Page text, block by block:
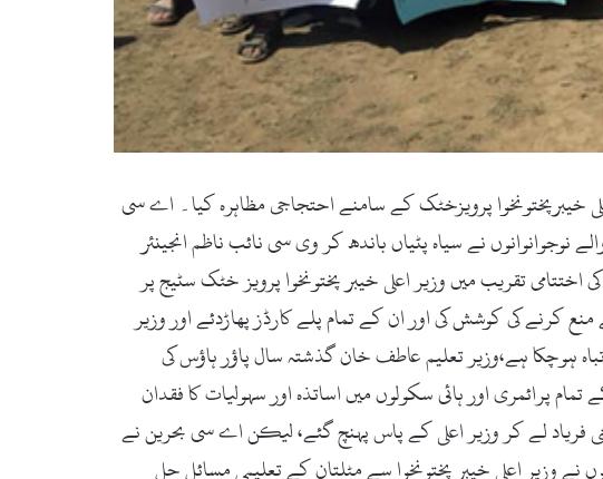
نے وزیر اعلی خیبرپختونخوا پرویزخٹک کے سامنے احتجاجی مظاہرہ کیا۔ اے سی
نے سیاہ پٹیاں باندھ کر وی سی نائب ناظم انجینئر
تقریب میں وزیر اعلی خیبر پختونخوا پرویز خٹک سٹیج پر
کی کوشش کی اور ان کے تمام پلے کارڈز پھاڑدئے اور وزیر
ہوچکا ہے،وزیر تعلیم عاطف خان گذشتہ سال پاؤر ہاؤس کی
اور ہائی سکولوں میں اساتذہ اور سہولیات کا فقدان
فریاد لے کر وزیر اعلی کے پاس پہنچ گئے، لیکن اے سی بحرین نے
نے وزیر اعلی خیبر پختونخوا سے مٹلتان کے تعلیمی مسائل حل